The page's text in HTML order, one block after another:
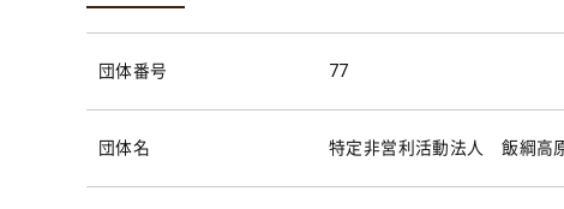
団体番号 77
団体名 特定非営利活動法人 飯綱高